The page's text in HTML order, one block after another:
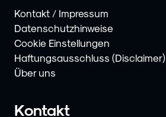
Kontakt / Impressum
Datenschutzhinweise
Cookie Einstellungen
Haftungsausschluss (Disclaimer)
Über uns
Kontakt